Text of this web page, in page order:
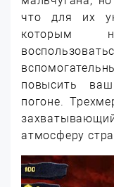
что для их
которым
повысить
погоне.
атмосферу